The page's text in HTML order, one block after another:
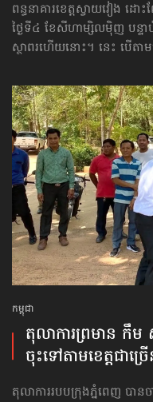
ពន្ធនាគារខេត្តស្វាយវៀង ដ
ថ្ងៃទី៤ ខែសីហាម្សិលម៉ិញ បន្ទ
ស្ថាពរហើយនោះ។ នេះ បើត
កម្ពុជា
តុលាការព្រមាន កឹ
ចុះទៅតាម​​ខេត្ត​​ជាច្រ
តុលាការរបបក្រុងភ្នំពេញ បា